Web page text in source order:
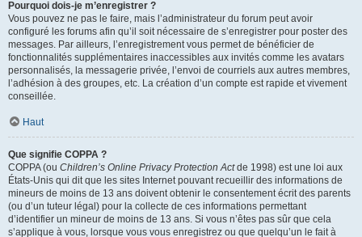
Pourquoi dois-je m’enregistrer ?
Vous pouvez ne pas le faire, mais l’administrateur du forum peut avoir
configuré les forums afin qu’il soit nécessaire de s’enregistrer pour poster des
messages. Par ailleurs, l’enregistrement vous permet de bénéficier de
fonctionnalités supplémentaires inaccessibles aux invités comme les avatars
personnalisés, la messagerie privée, l’envoi de courriels aux autres membres,
l’adhésion à des groupes, etc. La création d’un compte est rapide et vivement
conseillée.
Haut
Que signifie COPPA ?
COPPA (ou Children’s Online Privacy Protection Actde 1998) est une loi aux
États-Unis qui dit que les sites Internet pouvant recueillir des informations de
mineurs de moins de 13 ans doivent obtenir le consentement écrit des parents
(ou d’un tuteur légal) pour la collecte de ces informations permettant
d’identifier un mineur de moins de 13 ans. Si vous n’êtes pas sûr que cela
s’applique à vous, lorsque vous vous enregistrez ou que quelqu’un le fait à